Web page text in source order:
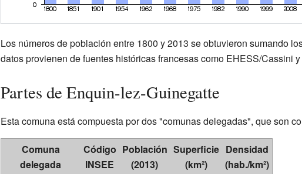
Los números de población entre 1800 y 2013 se obtuvieron sumando
datos provienen de fuentes históricas francesas como EHESS/Cassini
Partes de Enquin-lez-Guinegatte
Esta comuna está compuesta por dos "comunas delegadas", que son
Comuna
delegada
Código
INSEE
Población
(2013)
Superficie
(km²)
Densidad
(hab./km²)